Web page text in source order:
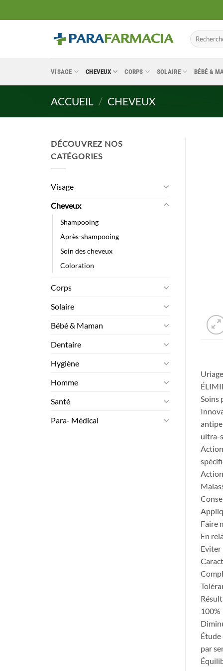
au
Recherche
pour :
VISAGE CHEVEUX CORPS SOLAIRE BÉBÉ &
ACCUEIL / CHEVEUX
DÉCOUVREZ NOS
CATÉGORIES
Visage
Cheveux
Shampooing
Après-shampooing
Soin des cheveux
Coloration
Corps
Solaire
Bébé & Maman
Dentaire
Hygiène
Homme
Santé
Para- Médical
Soins
ultra-
Faire
En
Eviter
100%
Étude
par